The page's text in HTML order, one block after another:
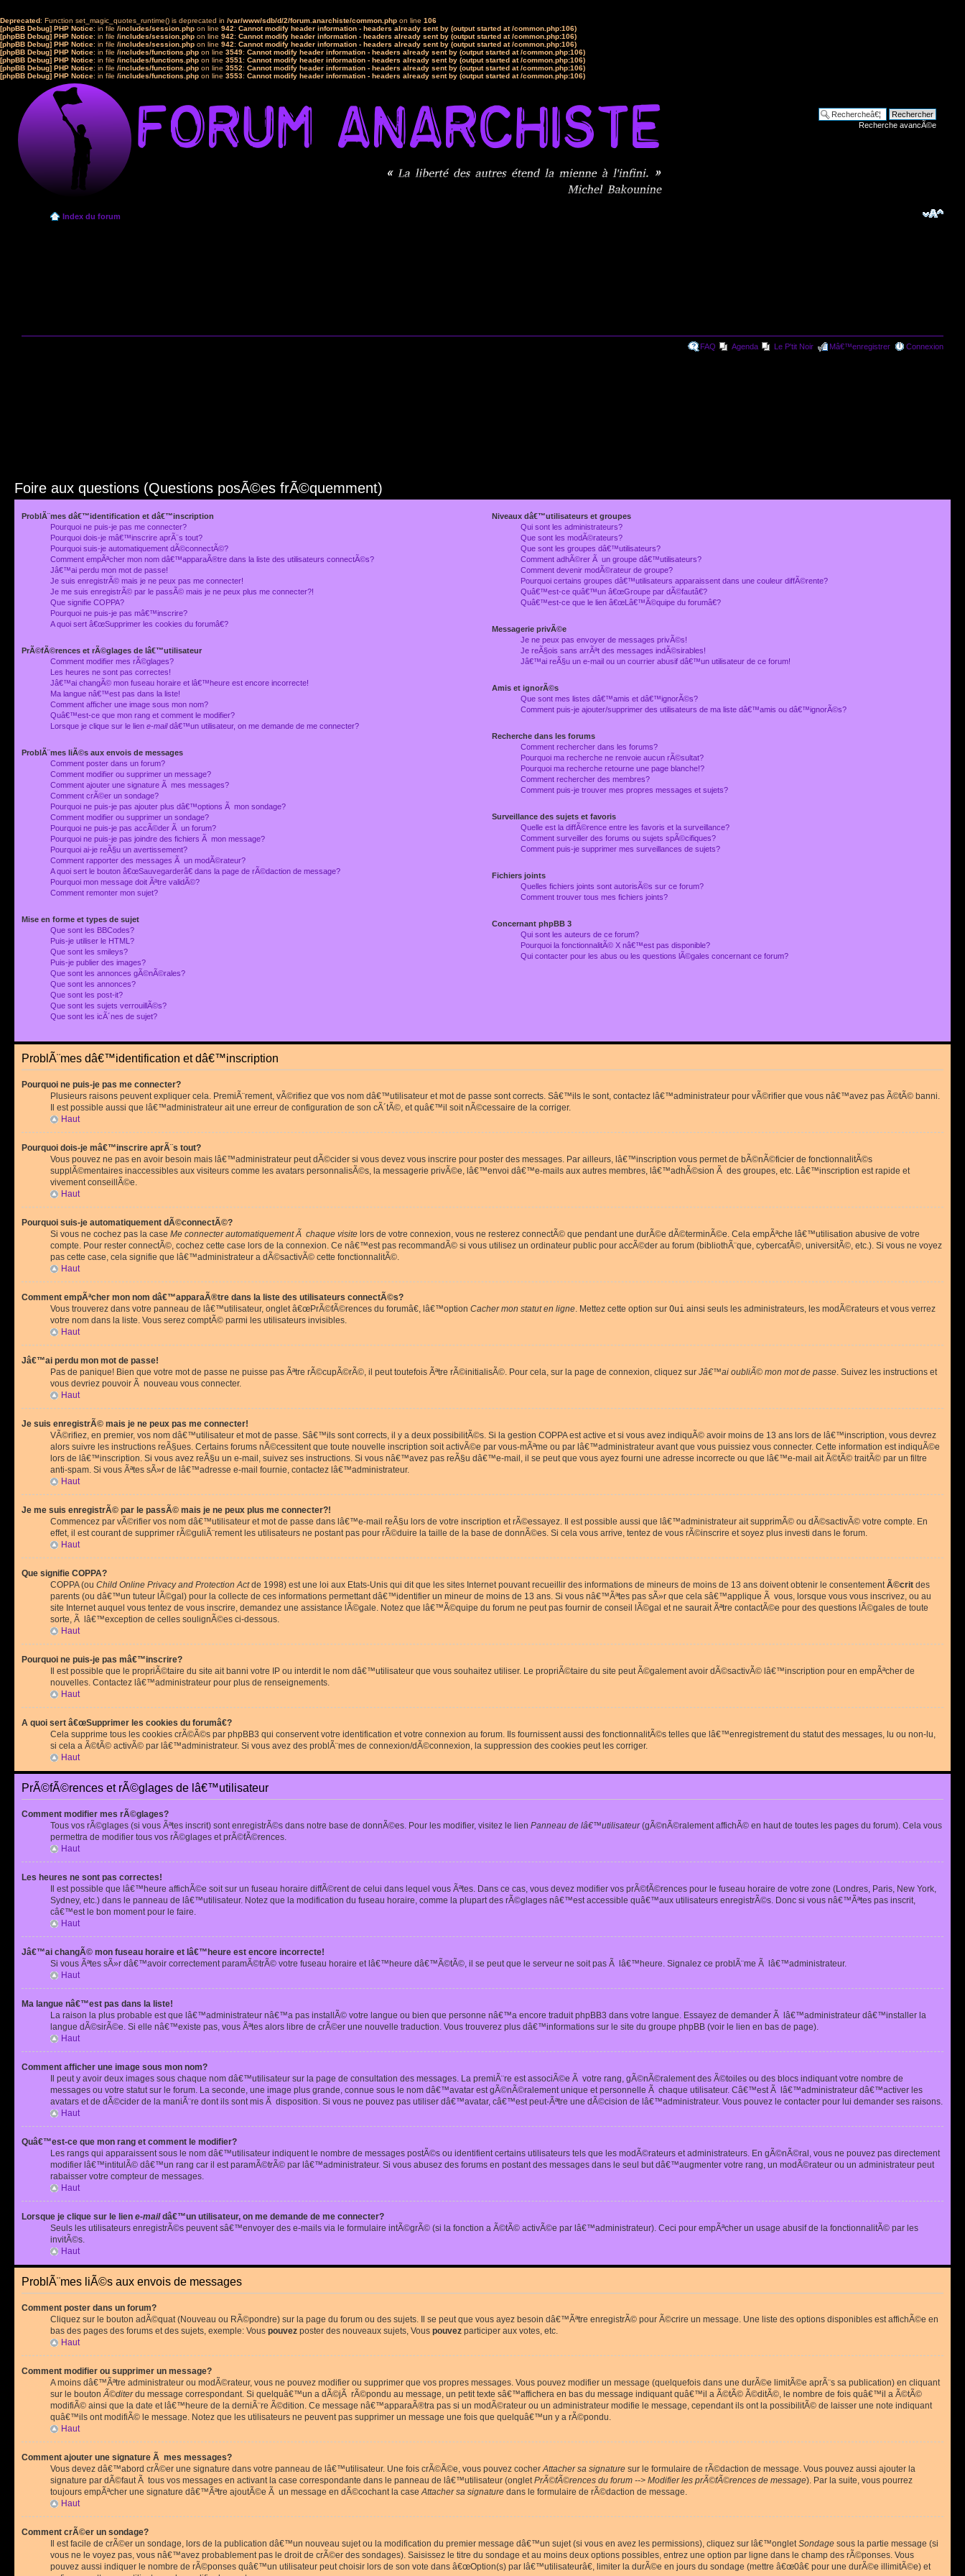
Deprecated: Function set_magic_quotes_runtime() is deprecated in /var/www/sdb/d/2/forum.anarchiste/common.php on line 106
[phpBB Debug] PHP Notice: in file /includes/session.php on line 942: Cannot modify header information - headers already sent by (output started at /common.php:106)
[phpBB Debug] PHP Notice: in file /includes/session.php on line 942: Cannot modify header information - headers already sent by (output started at /common.php:106)
[phpBB Debug] PHP Notice: in file /includes/session.php on line 942: Cannot modify header information - headers already sent by (output started at /common.php:106)
[phpBB Debug] PHP Notice: in file /includes/functions.php on line 3549: Cannot modify header information - headers already sent by (output started at /common.php:106)
[phpBB Debug] PHP Notice: in file /includes/functions.php on line 3551: Cannot modify header information - headers already sent by (output started at /common.php:106)
[phpBB Debug] PHP Notice: in file /includes/functions.php on line 3552: Cannot modify header information - headers already sent by (output started at /common.php:106)
[phpBB Debug] PHP Notice: in file /includes/functions.php on line 3553: Cannot modify header information - headers already sent by (output started at /common.php:106)
Recherche avancÃ©e
Index du forum
FAQ Agenda Le P'tit Noir Mâ€™enregistrer Connexion
Foire aux questions (Questions posÃ©es frÃ©quemment)
ProblÃ¨mes dâ€™identification et dâ€™inscription
Pourquoi ne puis-je pas me connecter?
Pourquoi dois-je mâ€™inscrire aprÃ¨s tout?
Pourquoi suis-je automatiquement dÃ©connectÃ©?
Comment empÃªcher mon nom dâ€™apparaÃ®tre dans la liste des utilisateurs connectÃ©s?
Jâ€™ai perdu mon mot de passe!
Je suis enregistrÃ© mais je ne peux pas me connecter!
Je me suis enregistrÃ© par le passÃ© mais je ne peux plus me connecter?!
Que signifie COPPA?
Pourquoi ne puis-je pas mâ€™inscrire?
A quoi sert â€œSupprimer les cookies du forumâ€?
PrÃ©fÃ©rences et rÃ©glages de lâ€™utilisateur
Comment modifier mes rÃ©glages?
Les heures ne sont pas correctes!
Jâ€™ai changÃ© mon fuseau horaire et lâ€™heure est encore incorrecte!
Ma langue nâ€™est pas dans la liste!
Comment afficher une image sous mon nom?
Quâ€™est-ce que mon rang et comment le modifier?
Lorsque je clique sur le lien e-maildâ€™un utilisateur, on me demande de me connecter?
ProblÃ¨mes liÃ©s aux envois de messages
Comment poster dans un forum?
Comment modifier ou supprimer un message?
Comment ajouter une signature Ã mes messages?
Comment crÃ©er un sondage?
Pourquoi ne puis-je pas ajouter plus dâ€™options Ã mon sondage?
Comment modifier ou supprimer un sondage?
Pourquoi ne puis-je pas accÃ©der Ã un forum?
Pourquoi ne puis-je pas joindre des fichiers Ã mon message?
Pourquoi ai-je reÃ§u un avertissement?
Comment rapporter des messages Ã un modÃ©rateur?
A quoi sert le bouton â€œSauvegarderâ€ dans la page de rÃ©daction de message?
Pourquoi mon message doit Ãªtre validÃ©?
Comment remonter mon sujet?
Mise en forme et types de sujet
Que sont les BBCodes?
Puis-je utiliser le HTML?
Que sont les smileys?
Puis-je publier des images?
Que sont les annonces gÃ©nÃ©rales?
Que sont les annonces?
Que sont les post-it?
Que sont les sujets verrouillÃ©s?
Que sont les icÃ´nes de sujet?
Niveaux dâ€™utilisateurs et groupes
Qui sont les administrateurs?
Que sont les modÃ©rateurs?
Que sont les groupes dâ€™utilisateurs?
Comment adhÃ©rer Ã un groupe dâ€™utilisateurs?
Comment devenir modÃ©rateur de groupe?
Pourquoi certains groupes dâ€™utilisateurs apparaissent dans une couleur diffÃ©rente?
Quâ€™est-ce quâ€™un â€œGroupe par dÃ©fautâ€?
Quâ€™est-ce que le lien â€œLâ€™Ã©quipe du forumâ€?
Messagerie privÃ©e
Je ne peux pas envoyer de messages privÃ©s!
Je reÃ§ois sans arrÃªt des messages indÃ©sirables!
Jâ€™ai reÃ§u un e-mail ou un courrier abusif dâ€™un utilisateur de ce forum!
Amis et ignorÃ©s
Que sont mes listes dâ€™amis et dâ€™ignorÃ©s?
Comment puis-je ajouter/supprimer des utilisateurs de ma liste dâ€™amis ou dâ€™ignorÃ©s?
Recherche dans les forums
Comment rechercher dans les forums?
Pourquoi ma recherche ne renvoie aucun rÃ©sultat?
Pourquoi ma recherche retourne une page blanche!?
Comment rechercher des membres?
Comment puis-je trouver mes propres messages et sujets?
Surveillance des sujets et favoris
Quelle est la diffÃ©rence entre les favoris et la surveillance?
Comment surveiller des forums ou sujets spÃ©cifiques?
Comment puis-je supprimer mes surveillances de sujets?
Fichiers joints
Quelles fichiers joints sont autorisÃ©s sur ce forum?
Comment trouver tous mes fichiers joints?
Concernant phpBB 3
Qui sont les auteurs de ce forum?
Pourquoi la fonctionnalitÃ© X nâ€™est pas disponible?
Qui contacter pour les abus ou les questions lÃ©gales concernant ce forum?
ProblÃ¨mes dâ€™identification et dâ€™inscription
Pourquoi ne puis-je pas me connecter?
Plusieurs raisons peuvent expliquer cela. PremiÃ¨rement, vÃ©rifiez que vos nom dâ€™utilisateur et mot de passe sont corrects. Sâ€™ils le sont, contactez lâ€™administrateur pour vÃ©rifier que vous nâ€™avez pas Ã©tÃ© banni.
Il est possible aussi que lâ€™administrateur ait une erreur de configuration de son cÃ´tÃ©, et quâ€™il soit nÃ©cessaire de la corriger.
Haut
Pourquoi dois-je mâ€™inscrire aprÃ¨s tout?
Vous pouvez ne pas en avoir besoin mais lâ€™administrateur peut dÃ©cider si vous devez vous inscrire pour poster des messages. Par ailleurs, lâ€™inscription vous permet de bÃ©nÃ©ficier de fonctionnalitÃ©s
supplÃ©mentaires inaccessibles aux visiteurs comme les avatars personnalisÃ©s, la messagerie privÃ©e, lâ€™envoi dâ€™e-mails aux autres membres, lâ€™adhÃ©sion Ã des groupes, etc. Lâ€™inscription est rapide et
vivement conseillÃ©e.
Haut
Pourquoi suis-je automatiquement dÃ©connectÃ©?
Si vous ne cochez pas la case Me connecter automatiquement Ã chaque visite lors de votre connexion, vous ne resterez connectÃ© que pendant une durÃ©e dÃ©terminÃ©e. Cela empÃªche lâ€™utilisation abusive de votre
compte. Pour rester connectÃ©, cochez cette case lors de la connexion. Ce nâ€™est pas recommandÃ© si vous utilisez un ordinateur public pour accÃ©der au forum (bibliothÃ¨que, cybercafÃ©, universitÃ©, etc.). Si vous ne voyez
pas cette case, cela signifie que lâ€™administrateur a dÃ©sactivÃ© cette fonctionnalitÃ©.
Haut
Comment empÃªcher mon nom dâ€™apparaÃ®tre dans la liste des utilisateurs connectÃ©s?
Vous trouverez dans votre panneau de lâ€™utilisateur, onglet â€œPrÃ©fÃ©rences du forumâ€, lâ€™option Cacher mon statut en ligne. Mettez cette option sur Oui ainsi seuls les administrateurs, les modÃ©rateurs et vous verrez
votre nom dans la liste. Vous serez comptÃ© parmi les utilisateurs invisibles.
Haut
Jâ€™ai perdu mon mot de passe!
Pas de panique! Bien que votre mot de passe ne puisse pas Ãªtre rÃ©cupÃ©rÃ©, il peut toutefois Ãªtre rÃ©initialisÃ©. Pour cela, sur la page de connexion, cliquez sur Jâ€™ai oubliÃ© mon mot de passe. Suivez les instructions et
vous devriez pouvoir Ã nouveau vous connecter.
Haut
Je suis enregistrÃ© mais je ne peux pas me connecter!
VÃ©rifiez, en premier, vos nom dâ€™utilisateur et mot de passe. Sâ€™ils sont corrects, il y a deux possibilitÃ©s. Si la gestion COPPA est active et si vous avez indiquÃ© avoir moins de 13 ans lors de lâ€™inscription, vous devrez
alors suivre les instructions reÃ§ues. Certains forums nÃ©cessitent que toute nouvelle inscription soit activÃ©e par vous-mÃªme ou par lâ€™administrateur avant que vous puissiez vous connecter. Cette information est indiquÃ©e
lors de lâ€™inscription. Si vous avez reÃ§u un e-mail, suivez ses instructions. Si vous nâ€™avez pas reÃ§u dâ€™e-mail, il se peut que vous ayez fourni une adresse incorrecte ou que lâ€™e-mail ait Ã©tÃ© traitÃ© par un filtre
anti-spam. Si vous Ãªtes sÃ»r de lâ€™adresse e-mail fournie, contactez lâ€™administrateur.
Haut
Je me suis enregistrÃ© par le passÃ© mais je ne peux plus me connecter?!
Commencez par vÃ©rifier vos nom dâ€™utilisateur et mot de passe dans lâ€™e-mail reÃ§u lors de votre inscription et rÃ©essayez. Il est possible aussi que lâ€™administrateur ait supprimÃ© ou dÃ©sactivÃ© votre compte. En
effet, il est courant de supprimer rÃ©guliÃ¨rement les utilisateurs ne postant pas pour rÃ©duire la taille de la base de donnÃ©es. Si cela vous arrive, tentez de vous rÃ©inscrire et soyez plus investi dans le forum.
Haut
Que signifie COPPA?
COPPA (ou Child Online Privacy and Protection Actde 1998) est une loi aux Etats-Unis qui dit que les sites Internet pouvant recueillir des informations de mineurs de moins de 13 ans doivent obtenir le consentementÃ©crit des
parents (ou dâ€™un tuteur lÃ©gal) pour la collecte de ces informations permettant dâ€™identifier un mineur de moins de 13 ans. Si vous nâ€™Ãªtes pas sÃ»r que cela sâ€™applique Ã vous, lorsque vous vous inscrivez, ou au
site Internet auquel vous tentez de vous inscrire, demandez une assistance lÃ©gale. Notez que lâ€™Ã©quipe du forum ne peut pas fournir de conseil lÃ©gal et ne saurait Ãªtre contactÃ©e pour des questions lÃ©gales de toute
sorte, Ã lâ€™exception de celles soulignÃ©es ci-dessous.
Haut
Pourquoi ne puis-je pas mâ€™inscrire?
Il est possible que le propriÃ©taire du site ait banni votre IP ou interdit le nom dâ€™utilisateur que vous souhaitez utiliser. Le propriÃ©taire du site peut Ã©galement avoir dÃ©sactivÃ© lâ€™inscription pour en empÃªcher de
nouvelles. Contactez lâ€™administrateur pour plus de renseignements.
Haut
A quoi sert â€œSupprimer les cookies du forumâ€?
Cela supprime tous les cookies crÃ©Ã©s par phpBB3 qui conservent votre identification et votre connexion au forum. Ils fournissent aussi des fonctionnalitÃ©s telles que lâ€™enregistrement du statut des messages, lu ou non-lu,
si cela a Ã©tÃ© activÃ© par lâ€™administrateur. Si vous avez des problÃ¨mes de connexion/dÃ©connexion, la suppression des cookies peut les corriger.
Haut
PrÃ©fÃ©rences et rÃ©glages de lâ€™utilisateur
Comment modifier mes rÃ©glages?
Tous vos rÃ©glages (si vous Ãªtes inscrit) sont enregistrÃ©s dans notre base de donnÃ©es. Pour les modifier, visitez le lien Panneau de lâ€™utilisateur(gÃ©nÃ©ralement affichÃ© en haut de toutes les pages du forum). Cela vous
permettra de modifier tous vos rÃ©glages et prÃ©fÃ©rences.
Haut
Les heures ne sont pas correctes!
Il est possible que lâ€™heure affichÃ©e soit sur un fuseau horaire diffÃ©rent de celui dans lequel vous Ãªtes. Dans ce cas, vous devez modifier vos prÃ©fÃ©rences pour le fuseau horaire de votre zone (Londres, Paris, New York,
Sydney, etc.) dans le panneau de lâ€™utilisateur. Notez que la modification du fuseau horaire, comme la plupart des rÃ©glages nâ€™est accessible quâ€™aux utilisateurs enregistrÃ©s. Donc si vous nâ€™Ãªtes pas inscrit,
câ€™est le bon moment pour le faire.
Haut
Jâ€™ai changÃ© mon fuseau horaire et lâ€™heure est encore incorrecte!
Si vous Ãªtes sÃ»r dâ€™avoir correctement paramÃ©trÃ© votre fuseau horaire et lâ€™heure dâ€™Ã©tÃ©, il se peut que le serveur ne soit pas Ã lâ€™heure. Signalez ce problÃ¨me Ã lâ€™administrateur.
Haut
Ma langue nâ€™est pas dans la liste!
La raison la plus probable est que lâ€™administrateur nâ€™a pas installÃ© votre langue ou bien que personne nâ€™a encore traduit phpBB3 dans votre langue. Essayez de demander Ã lâ€™administrateur dâ€™installer la
langue dÃ©sirÃ©e. Si elle nâ€™existe pas, vous Ãªtes alors libre de crÃ©er une nouvelle traduction. Vous trouverez plus dâ€™informations sur le site du groupe phpBB (voir le lien en bas de page).
Haut
Comment afficher une image sous mon nom?
Il peut y avoir deux images sous chaque nom dâ€™utilisateur sur la page de consultation des messages. La premiÃ¨re est associÃ©e Ã votre rang, gÃ©nÃ©ralement des Ã©toiles ou des blocs indiquant votre nombre de
messages ou votre statut sur le forum. La seconde, une image plus grande, connue sous le nom dâ€™avatar est gÃ©nÃ©ralement unique et personnelle Ã chaque utilisateur. Câ€™est Ã lâ€™administrateur dâ€™activer les
avatars et de dÃ©cider de la maniÃ¨re dont ils sont mis Ã disposition. Si vous ne pouvez pas utiliser dâ€™avatar, câ€™est peut-Ãªtre une dÃ©cision de lâ€™administrateur. Vous pouvez le contacter pour lui demander ses raisons.
Haut
Quâ€™est-ce que mon rang et comment le modifier?
Les rangs qui apparaissent sous le nom dâ€™utilisateur indiquent le nombre de messages postÃ©s ou identifient certains utilisateurs tels que les modÃ©rateurs et administrateurs. En gÃ©nÃ©ral, vous ne pouvez pas directement
modifier lâ€™intitulÃ© dâ€™un rang car il est paramÃ©trÃ© par lâ€™administrateur. Si vous abusez des forums en postant des messages dans le seul but dâ€™augmenter votre rang, un modÃ©rateur ou un administrateur peut
rabaisser votre compteur de messages.
Haut
Lorsque je clique sur le lien e-maildâ€™un utilisateur, on me demande de me connecter?
Seuls les utilisateurs enregistrÃ©s peuvent sâ€™envoyer des e-mails via le formulaire intÃ©grÃ© (si la fonction a Ã©tÃ© activÃ©e par lâ€™administrateur). Ceci pour empÃªcher un usage abusif de la fonctionnalitÃ© par les
invitÃ©s.
Haut
ProblÃ¨mes liÃ©s aux envois de messages
Comment poster dans un forum?
Cliquez sur le bouton adÃ©quat (Nouveau ou RÃ©pondre) sur la page du forum ou des sujets. Il se peut que vous ayez besoin dâ€™Ãªtre enregistrÃ© pour Ã©crire un message. Une liste des options disponibles est affichÃ©e en
bas des pages des forums et des sujets, exemple: Vous pouvez poster des nouveaux sujets, Vous pouvez participer aux votes, etc.
Haut
Comment modifier ou supprimer un message?
A moins dâ€™Ãªtre administrateur ou modÃ©rateur, vous ne pouvez modifier ou supprimer que vos propres messages. Vous pouvez modifier un message (quelquefois dans une durÃ©e limitÃ©e aprÃ¨s sa publication) en cliquant
sur le boutonÃ©diterdu message correspondant. Si quelquâ€™un a dÃ©jÃ rÃ©pondu au message, un petit texte sâ€™affichera en bas du message indiquant quâ€™il a Ã©tÃ© Ã©ditÃ©, le nombre de fois quâ€™il a Ã©tÃ©
modifiÃ© ainsi que la date et lâ€™heure de la derniÃ¨re Ã©dition. Ce message nâ€™apparaÃ®tra pas si un modÃ©rateur ou un administrateur modifie le message, cependant ils ont la possibilitÃ© de laisser une note indiquant
quâ€™ils ont modifiÃ© le message. Notez que les utilisateurs ne peuvent pas supprimer un message une fois que quelquâ€™un y a rÃ©pondu.
Haut
Comment ajouter une signature Ã mes messages?
Vous devez dâ€™abord crÃ©er une signature dans votre panneau de lâ€™utilisateur. Une fois crÃ©Ã©e, vous pouvez cocherAttacher sa signature sur le formulaire de rÃ©daction de message. Vous pouvez aussi ajouter la
signature par dÃ©faut Ã tous vos messages en activant la case correspondante dans le panneau de lâ€™utilisateur (ongletPrÃ©fÃ©rences du forum --> Modifier les prÃ©fÃ©rences de message). Par la suite, vous pourrez
toujours empÃªcher une signature dâ€™Ãªtre ajoutÃ©e Ã un message en dÃ©cochant la caseAttacher sa signature dans le formulaire de rÃ©daction de message.
Haut
Comment crÃ©er un sondage?
Il est facile de crÃ©er un sondage, lors de la publication dâ€™un nouveau sujet ou la modification du premier message dâ€™un sujet (si vous en avez les permissions), cliquez sur lâ€™ongletSondage sous la partie message (si
vous ne le voyez pas, vous nâ€™avez probablement pas le droit de crÃ©er des sondages). Saisissez le titre du sondage et au moins deux options possibles, entrez une option par ligne dans le champ des rÃ©ponses. Vous
pouvez aussi indiquer le nombre de rÃ©ponses quâ€™un utilisateur peut choisir lors de son vote dans â€œOption(s) par lâ€™utilisateurâ€, limiter la durÃ©e en jours du sondage (mettre â€œ0â€ pour une durÃ©e illimitÃ©e) et